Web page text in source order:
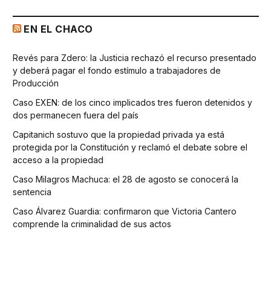
EN EL CHACO
Revés para Zdero: la Justicia rechazó el recurso presentado
y deberá pagar el fondo estímulo a trabajadores de
Producción
Caso EXEN: de los cinco implicados tres fueron detenidos y
dos permanecen fuera del país
Capitanich sostuvo que la propiedad privada ya está
protegida por la Constitución y reclamó el debate sobre el
acceso a la propiedad
Caso Milagros Machuca: el 28 de agosto se conocerá la
sentencia
Caso Álvarez Guardia: confirmaron que Victoria Cantero
comprende la criminalidad de sus actos